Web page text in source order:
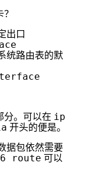
出口
统路由表的默
分。可以在 ip
开头的便是。
据包依然需要
route 可以